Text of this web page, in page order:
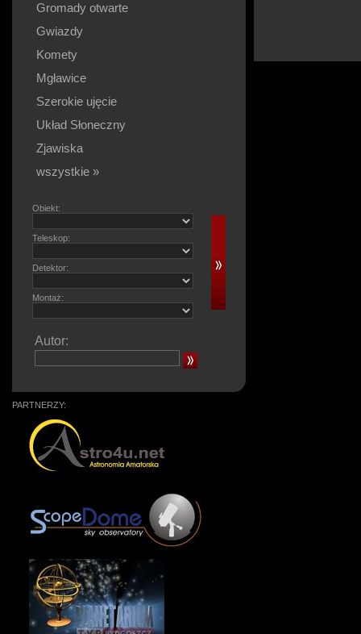
Gromady otwarte
Gwiazdy
Komety
Mgławice
Szerokie ujęcie
Układ Słoneczny
Zjawiska
wszystkie »
Obiekt:
Teleskop:
Detektor:
Montaż:
Autor:
PARTNERZY: